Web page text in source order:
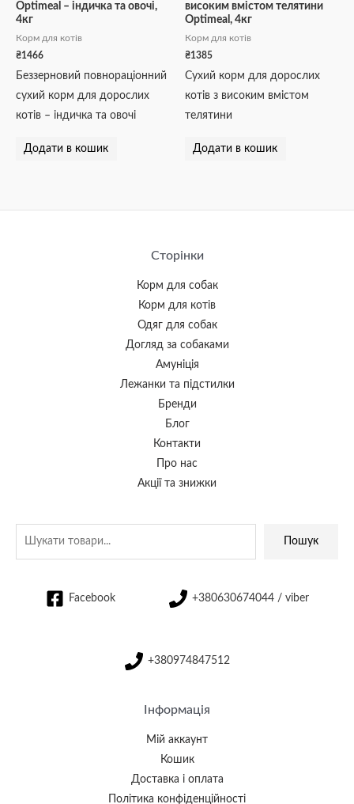
Optimeal – індичка та овочі,
4кг
Корм для котів
₴1466
Беззерновий повнораціонний
сухий корм для дорослих
котів – індичка та овочі
Додати в кошик
високим вмістом телятини
Optimeal, 4кг
Корм для котів
₴1385
Сухий корм для дорослих
котів з високим вмістом
телятини
Додати в кошик
Сторінки
Корм для собак
Корм для котів
Одяг для собак
Догляд за собаками
Амуніція
Лежанки та підстилки
Бренди
Блог
Контакти
Про нас
Акції та знижки
Пошук
Facebook +380630674044 / viber
+380974847512
Інформація
Мій аккаунт
Кошик
Доставка і оплата
Політика конфіденційності